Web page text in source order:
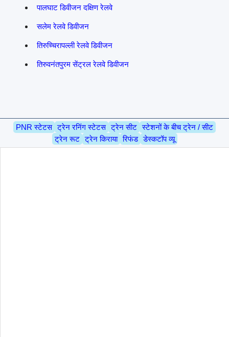
पालघाट डिवीजन दक्षिण रेलवे
सलेम रेलवे डिवीजन
तिरुच्चिरापल्ली रेलवे डिवीजन
तिरुवनंतपुरम सेंट्रल रेलवे डिवीजन
PNR स्टेटस ट्रेन रनिंग स्टेटस ट्रेन सीट स्टेशनों के बीच ट्रेन / सीट
ट्रेन रूट ट्रेन किराया रिफंड डेस्कटॉप व्यू